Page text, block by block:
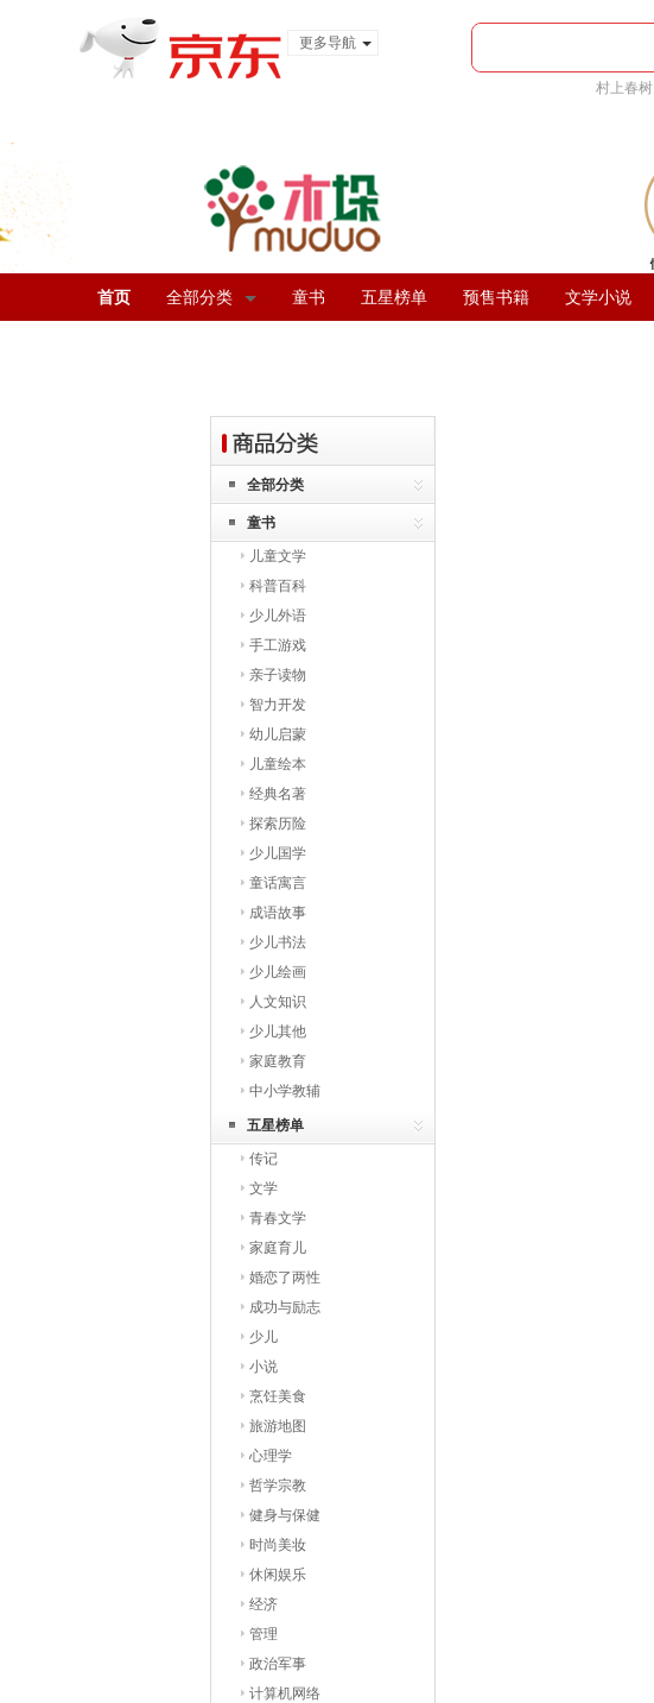
更多导航
村上春树
首页 全部分类 童书 五星榜单 预售书籍 文学小说
全部分类
童书
儿童文学
科普百科
少儿外语
手工游戏
亲子读物
智力开发
幼儿启蒙
儿童绘本
经典名著
探索历险
少儿国学
童话寓言
成语故事
少儿书法
少儿绘画
人文知识
少儿其他
家庭教育
中小学教辅
五星榜单
传记
文学
青春文学
家庭育儿
婚恋了两性
成功与励志
少儿
小说
烹饪美食
旅游地图
心理学
哲学宗教
健身与保健
时尚美妆
休闲娱乐
经济
管理
政治军事
计算机网络